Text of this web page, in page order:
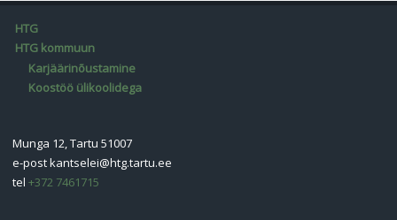
HTG
HTG kommuun
Karjäärinõustamine
Koostöö ülikoolidega
Munga 12, Tartu 51007
e-postkantselei@htg.tartu.ee
tel+372 7461715